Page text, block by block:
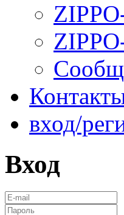
вход/
Вход